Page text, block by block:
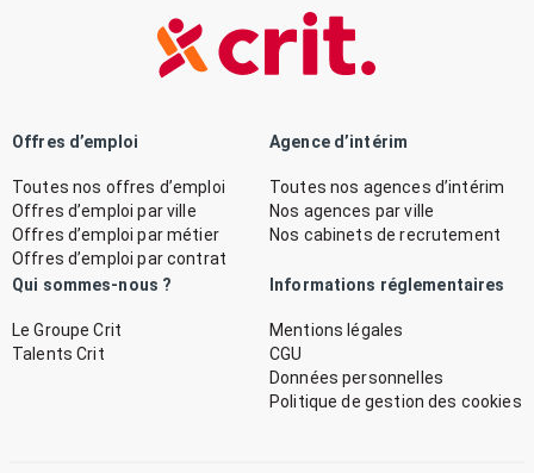
Offres d’emploi
Toutes nos offres d’emploi
Offres d’emploi par ville
Offres d’emploi par métier
Offres d’emploi par contrat
Agence d’intérim
Toutes nos agences d’intérim
Nos agences par ville
Nos cabinets de recrutement
Qui sommes-nous ?
Le Groupe Crit
Talents Crit
Informations réglementaires
Mentions légales
CGU
Données personnelles
Politique de gestion des cookies